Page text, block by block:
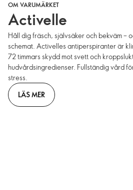
OM VARUMÄRKET
Activelle
Håll dig fräsch, självsäker och bekväm –
schemat. Activelles antiperspiranter är
72 timmars skydd mot svett och
hudvårdsingredienser. Fullständig vård
stress.
LÄS MER